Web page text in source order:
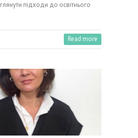
підходи до освітнього
Read more